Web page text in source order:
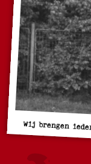
Wij brengen